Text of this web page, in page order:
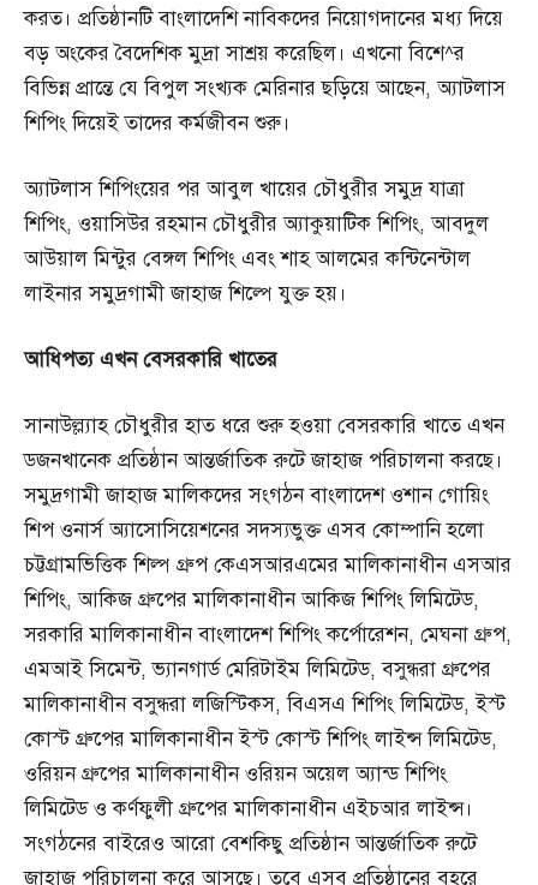
করত। প্রতিষ্ঠানটি বাংলাদেশি নাবিকদের নিয়োগদানের মধ্য দিয়ে
বড় অংকের বৈদেশিক মুদ্রা সাশ্রয় করেছিল। এখনো বিশে^র
বিভিন্ন প্রান্তে যে বিপুল সংখ্যক মেরিনার ছড়িয়ে আছেন, অ্যাটলাস
শিপিং দিয়েই তাদের কর্মজীবন শুরু।
অ্যাটলাস শিপিংয়ের পর আবুল খায়ের চৌধুরীর সমুদ্র যাত্রা
শিপিং, ওয়াসিউর রহমান চৌধুরীর অ্যাকুয়াটিক শিপিং, আবদুল
আউয়াল মিন্টুর বেঙ্গল শিপিং এবং শাহ আলমের কন্টিনেন্টাল
লাইনার সমুদ্রগামী জাহাজ শিল্পে যুক্ত হয়।
আধিপত্যএখনবেসরকারিখাতের
সানাউল্ল্যাহ চৌধুরীর হাত ধরে শুরু হওয়া বেসরকারি খাতে এখন
ডজনখানেক প্রতিষ্ঠান আন্তর্জাতিক রুটে জাহাজ পরিচালনা করছে।
সমুদ্রগামী জাহাজ মালিকদের সংগঠন বাংলাদেশ ওশান গোয়িং
শিপ ওনার্স অ্যাসোসিয়েশনের সদস্যভুক্ত এসব কোম্পানি হলো
চট্টগ্রামভিত্তিক শিল্প গ্রুপ কেএসআরএমের মালিকানাধীন এসআর
শিপিং, আকিজ গ্রুপের মালিকানাধীন আকিজ শিপিং লিমিটেড,
সরকারি মালিকানাধীন বাংলাদেশ শিপিং কর্পোরেশন, মেঘনা গ্রুপ,
এমআই সিমেন্ট, ভ্যানগার্ড মেরিটাইম লিমিটেড, বসুন্ধরা গ্রুপের
মালিকানাধীন বসুন্ধরা লজিস্টিকস, বিএসএ শিপিং লিমিটেড, ইস্ট
কোস্ট গ্রুপের মালিকানাধীন ইস্ট কোস্ট শিপিং লাইন্স লিমিটেড,
ওরিয়ন গ্রুপের মালিকানাধীন ওরিয়ন অয়েল অ্যান্ড শিপিং
লিমিটেড ও কর্ণফুলী গ্রুপের মালিকানাধীন এইচআর লাইন্স।
সংগঠনের বাইরেও আরো বেশকিছু প্রতিষ্ঠান আন্তর্জাতিক রুটে
জাহাজ পরিচালনা করে আসছে। তবে এসব প্রতিষ্ঠানের বহরে